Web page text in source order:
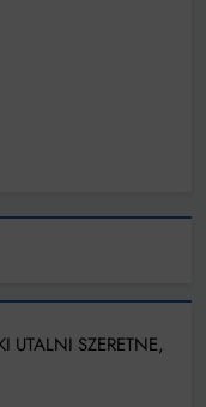
UTALNI SZERETNE,